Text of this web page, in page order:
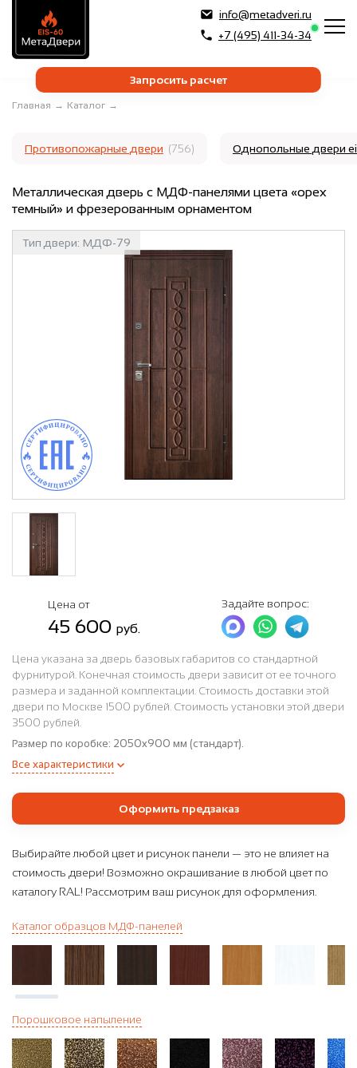
info@metadveri.ru
+7 (495) 411-34-34
Запросить расчет
Главная → Каталог →
Противопожарные двери (756) Однопольные двери
Металлическая дверь с МДФ-панелями цвета «орех
темный» и фрезерованным орнаментом
Тип двери: МДФ-79
Цена от
45 600 руб.
Задайте вопрос:
Цена указана за дверь базовых габаритов со стандартной
фурнитурой. Конечная стоимость двери зависит от ее точного
размера и заданной комплектации. Стоимость доставки этой
двери по Москве 1500 рублей. Стоимость установки этой двери
3500 рублей.
Размер по коробке: 2050x900 мм (стандарт).
Все характеристики
Оформить предзаказ
Выбирайте любой цвет и рисунок панели — это не влияет на
стоимость двери! Возможно окрашивание в любой цвет по
каталогу RAL! Рассмотрим ваш рисунок для оформления.
Каталог образцов МДФ-панелей
Порошковое напыление